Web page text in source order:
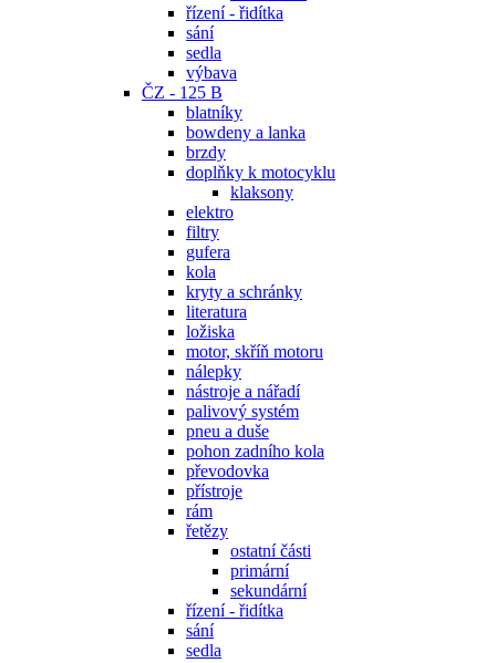
řízení - řidítka
sání
sedla
výbava
ČZ - 125 B
blatníky
bowdeny a lanka
brzdy
doplňky k motocyklu
klaksony
elektro
filtry
gufera
kola
kryty a schránky
literatura
ložiska
motor, skříň motoru
nálepky
nástroje a nářadí
palivový systém
pneu a duše
pohon zadního kola
převodovka
přístroje
rám
řetězy
ostatní části
primární
sekundární
řízení - řidítka
sání
sedla